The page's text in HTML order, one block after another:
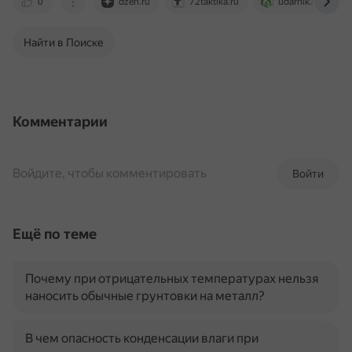
Найти в Поиске
Комментарии
Войти
Войдите, чтобы комментировать
Ещё по теме
Почему при отрицательных температурах нельзя
наносить обычные грунтовки на металл?
В чем опасность конденсации влаги при